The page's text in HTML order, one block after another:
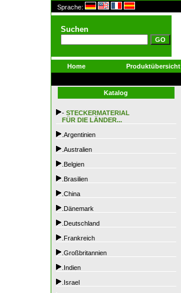
Sprache:
Suchen
Home Produktübersicht
Katalog
- STECKERMATERIAL
FÜR DIE LÄNDER...
.Argentinien
.Australien
.Belgien
.Brasilien
.China
.Dänemark
.Deutschland
.Frankreich
.Großbritannien
.Indien
.Israel